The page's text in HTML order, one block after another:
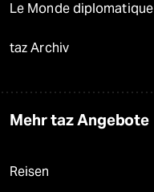
Le Monde diplomatique
taz Archiv
Mehr taz Angebote
Reisen